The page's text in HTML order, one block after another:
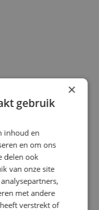
in
met de
en betrouwbare
Sessy thuisbatterij
5 kWh met een
dat u per batterij 5
×
gebruik
inhoud en
en om ons
delen ook
van onze site
met andere
verstrekt of